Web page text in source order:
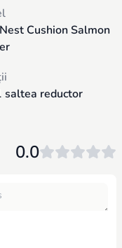
Cushion Salmon
saltea reductor
0.0